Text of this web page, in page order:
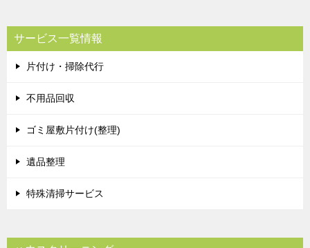
サービス一覧情報
片付け・掃除代行
不用品回収
ゴミ屋敷片付け(整理)
遺品整理
特殊清掃サービス